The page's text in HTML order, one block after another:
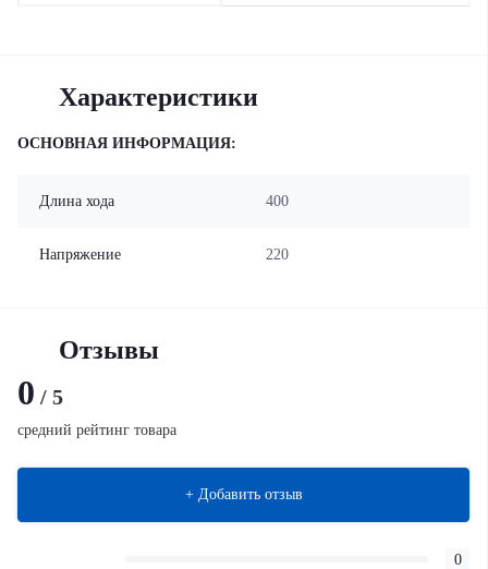
Характеристики
ОСНОВНАЯ ИНФОРМАЦИЯ:
Длина хода 400
Напряжение 220
Отзывы
0 / 5
средний рейтинг товара
+ Добавить отзыв
0